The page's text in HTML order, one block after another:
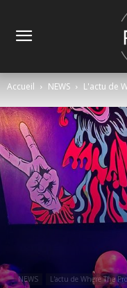
Accueil NEWS L'actu de
NEWS L'actu de Where The